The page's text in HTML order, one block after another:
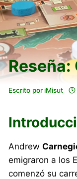
Reseña:
Escrito por iMisut
Andrew
emigraron a los
comenzó su